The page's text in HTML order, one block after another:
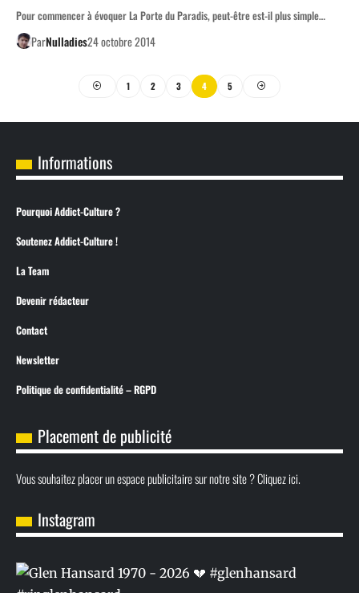
Pour commencer à évoquer La Porte du Paradis, peut-être est-il plus simple…
ParNulladies24 octobre 2014
1 2 3 4 5
Informations
Pourquoi Addict-Culture ?
Soutenez Addict-Culture !
La Team
Devenir rédacteur
Contact
Newsletter
Politique de confidentialité – RGPD
Placement de publicité
Vous souhaitez placer un espace publicitaire sur notre site ? Cliquez ici.
Instagram